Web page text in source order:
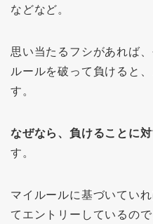
などなど。
思い当たるフシがあれば
ルールを破って負けると
す。
なぜなら、負けることに
す。
マイルールに基づいてい
てエントリーしているの